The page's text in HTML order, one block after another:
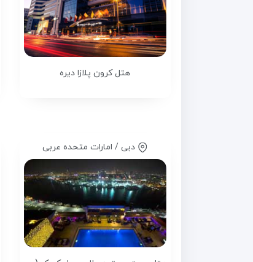
هتل کرون پلازا دیره
دبی / امارات متحده عربی